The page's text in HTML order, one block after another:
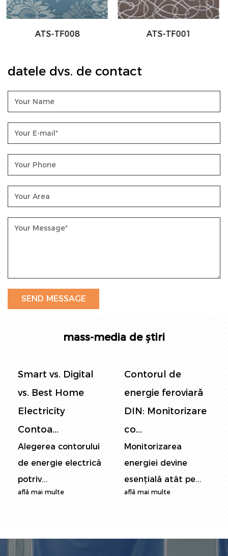
ATS-TF001 ATS-TF002
datele dvs. de contact
mass-media de știri
Smart vs. Digital
vs. Best Home
Electricity
Contoa...
Alegerea contorului
de energie electrică
potriv...
află mai multe
Contorul de
energie feroviară
DIN: Monitorizare
co...
Monitorizarea
energiei devine
esențială atât pe...
află mai multe